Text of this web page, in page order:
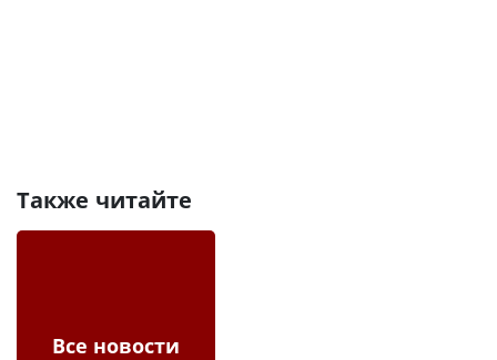
Также читайте
Все новости